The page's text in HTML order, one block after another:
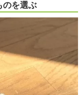
のを選ぶ